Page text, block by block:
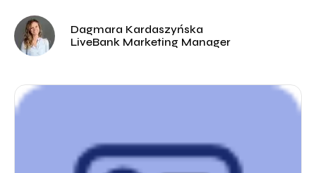
Dagmara Kardaszyńska
LiveBank Marketing Manager